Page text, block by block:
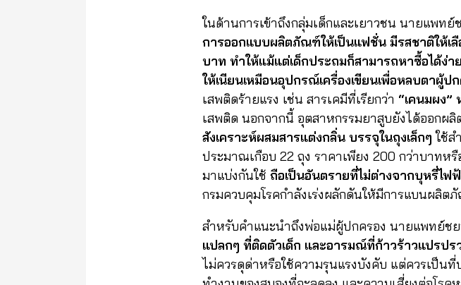
ในด้านการเข้าถึงกลุ่มเด็กและเยาวชน นายแพท
การออกแบบผลิตภัณฑ์ให้เป็นแฟชั่น มีรสชาติให้
บาท ทำให้แม้แต่เด็กประถมก็สามารถหาซื้อได้ง่า
ให้เนียนเหมือนอุปกรณ์เครื่องเขียนเพื่อหลบตาผู้ป
เสพติดร้ายแรง เช่น สารเคมีที่เรียกว่า “เคนมผง”
เสพติด นอกจากนี้ อุตสาหกรรมยาสูบยังได้ออกผ
สังเคราะห์ผสมสารแต่งกลิ่น บรรจุในถุงเล็กๆ ใช้ส
ประมาณเกือบ 22 ถุง ราคาเพียง 200 กว่าบาทห
มาแบ่งกันใช้ ถือเป็นอันตรายที่ไม่ต่างจากบุหรี่ไฟ
กรมควบคุมโรคกำลังเร่งผลักดันให้มีการแบนผลิ
สำหรับคำแนะนำถึงพ่อแม่ผู้ปกครอง นายแพทย์ช
แปลกๆ ที่ติดตัวเด็ก และอารมณ์ที่ก้าวร้าวแปรป
ไม่ควรดุด่าหรือใช้ความรุนแรงบังคับ แต่ควรเป็น